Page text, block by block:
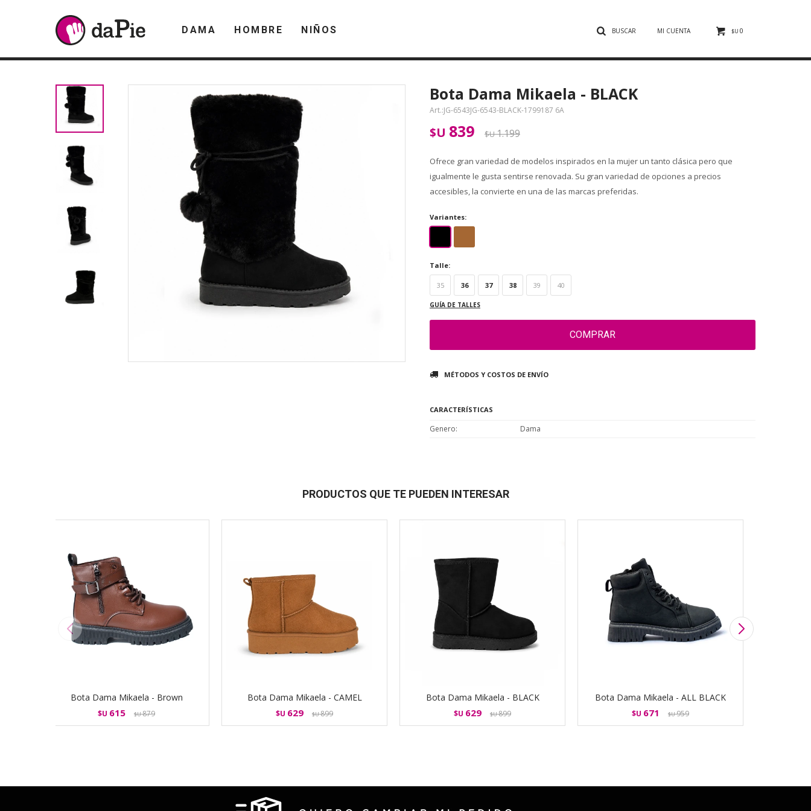
DAMA HOMBRE NIÑOS $U 0
Bota Dama Mikaela - BLACK
JG-6543JG-6543-BLACK-1799187 6A
$U 839 $U1.199
Ofrece gran variedad de modelos inspirados en la mujer un tanto clásica pero que
igualmente le gusta sentirse renovada. Su gran variedad de opciones a precios
accesibles, la convierte en una de las marcas preferidas.
Variantes:
Talle:
35 36 37 38 39 40
GUÍA DE TALLES
COMPRAR
MÉTODOS Y COSTOS DE ENVÍO
CARACTERÍSTICAS
Genero Dama
PRODUCTOS QUE TE PUEDEN INTERESAR
Bota Dama Mikaela - Brown
$U 615 $U879
Bota Dama Mikaela - CAMEL
$U 629 $U899
Bota Dama Mikaela - BLACK
$U 629 $U899
Bota Dama Mikaela - ALL BLACK
$U 671 $U959